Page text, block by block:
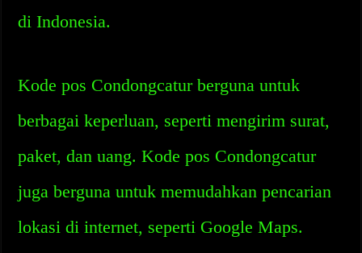
di Indonesia.
Kode pos Condongcatur berguna untuk
berbagai keperluan, seperti mengirim surat,
paket, dan uang. Kode pos Condongcatur
juga berguna untuk memudahkan pencarian
lokasi di internet, seperti Google Maps.